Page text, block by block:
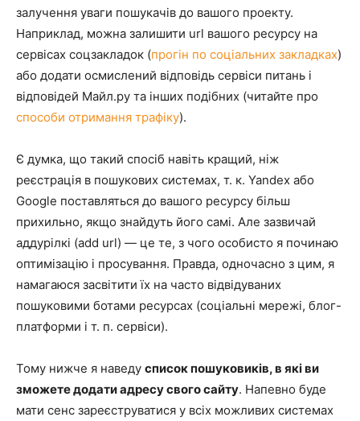
залучення уваги пошукачів до вашого проекту.
Наприклад, можна залишити url вашого ресурсу на
сервісах соцзакладок (прогін по соціальних закладках)
або додати осмислений відповідь сервіси питань і
відповідей Майл.ру та інших подібних (читайте про
способи отримання трафіку).
Є думка, що такий спосіб навіть кращий, ніж
реєстрація в пошукових системах, т. к. Yandex або
Google поставляться до вашого ресурсу більш
прихильно, якщо знайдуть його самі. Але зазвичай
аддурілкі (add url) — це те, з чого особисто я починаю
оптимізацію і просування. Правда, одночасно з цим, я
намагаюся засвітити їх на часто відвідуваних
пошуковими ботами ресурсах (соціальні мережі, блог-
платформи і т. п. сервіси).
Тому нижче я наведу список пошуковиків, в які ви
зможете додати адресу свого сайту. Напевно буде
мати сенс зареєструватися у всіх можливих системах